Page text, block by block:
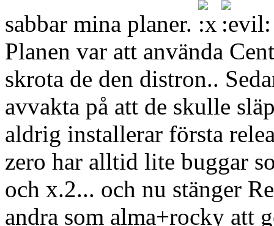
sabbar mina planer.
Planen var att använda
skrota de den distron..
avvakta på att de skulle
aldrig installerar första
zero har alltid lite buggar
och x.2... och nu stänger
andra som alma+rocky att